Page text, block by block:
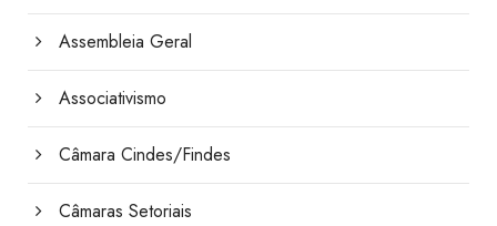
Assembleia Geral
Associativismo
Câmara Cindes/Findes
Câmaras Setoriais